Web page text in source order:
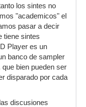
los sintes no
"academicos" el
pasar a decir
tiene sintes
Player es un
banco de sampler
bien pueden ser
disparado por cada
discusiones